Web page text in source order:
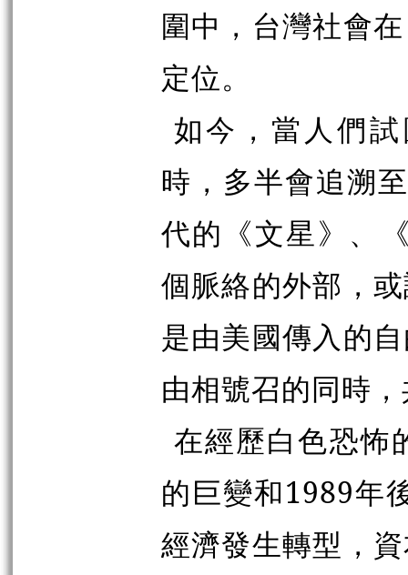
圍中，台灣社會
定位。
如今，當人們
時，多半會追溯
代的《文星》、
個脈絡的外部，
是由美國傳入的
由相號召的同時
在經歷白色恐怖
的巨變和1989年
經濟發生轉型，